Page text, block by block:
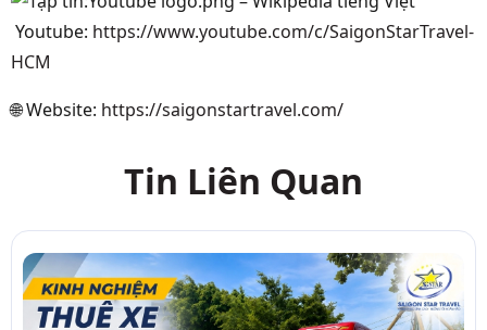
Youtube: https://www.youtube.com/c/SaigonStarTravel-
HCM
🌐Website: https://saigonstartravel.com/
Tin Liên Quan